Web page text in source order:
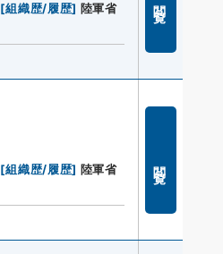
[組織歴/履歴] 陸軍省
[組織歴/履歴] 陸軍省